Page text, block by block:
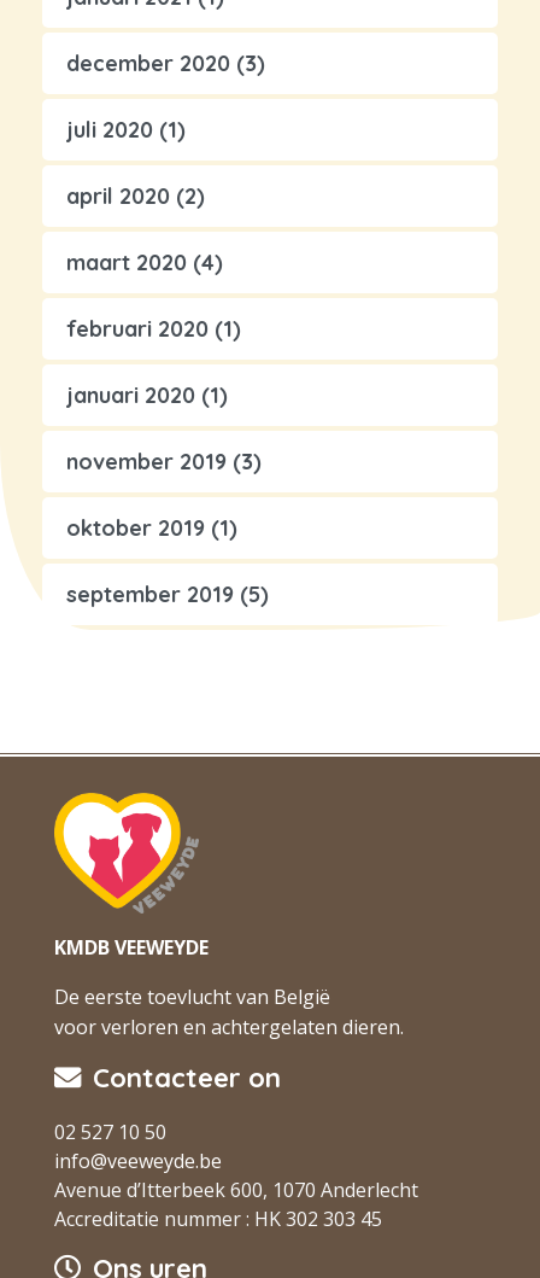
december 2020 (3)
juli 2020 (1)
april 2020 (2)
maart 2020 (4)
februari 2020 (1)
januari 2020 (1)
november 2019 (3)
oktober 2019 (1)
september 2019 (5)
KMDB VEEWEYDE
De eerste toevlucht van België
voor verloren en achtergelaten dieren.
Contacteer on
02 527 10 50
info@veeweyde.be
Avenue d’Itterbeek 600, 1070 Anderlecht
Accreditatie nummer : HK 302 303 45
Ons uren